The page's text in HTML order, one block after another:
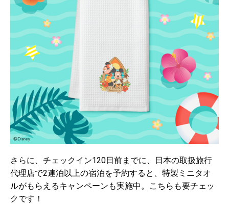
さらに、チェックイン120日前までに、日本の取扱旅行
代理店で2連泊以上の宿泊を予約すると、特製ミニタオ
ルがもらえるキャンペーンも実施中。こちらも要チェッ
クです！